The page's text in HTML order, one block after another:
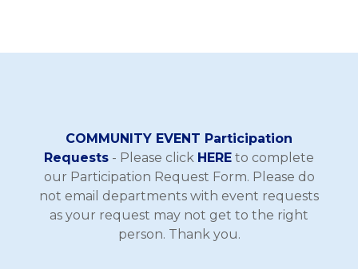
COMMUNITY EVENT Participation
Requests - Please click HERE to complete
our Participation Request Form. Please do
not email departments with event requests
as your request may not get to the right
person. Thank you.